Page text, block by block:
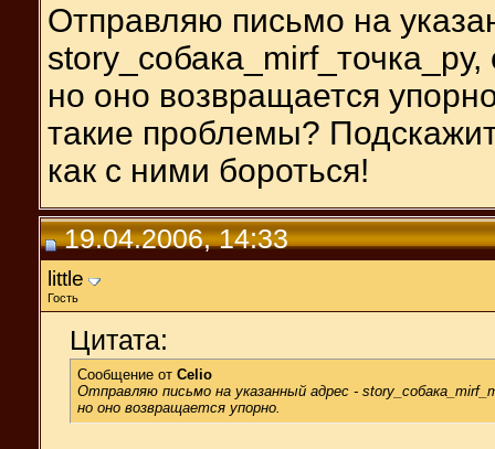
Отправляю письмо на
story_собака_mirf_точка_ру,
но оно возвращается
такие проблемы?
как с ними бороться!
19.04.2006, 14:33
little
Гость
Цитата:
Сообщение от Celio
Отправляю письмо на указанный адрес -
но оно возвращается упорно.